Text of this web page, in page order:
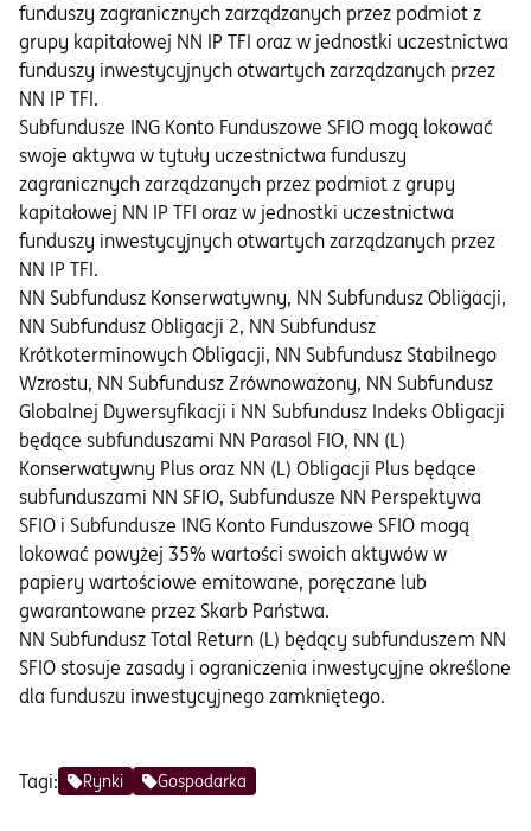
funduszy zagranicznych zarządzanych przez podmiot z
grupy kapitałowej NN IP TFI oraz w jednostki uczestnictwa
funduszy inwestycyjnych otwartych zarządzanych przez
NN IP TFI.
Subfundusze ING Konto Funduszowe SFIO mogą lokować
swoje aktywa w tytuły uczestnictwa funduszy
zagranicznych zarządzanych przez podmiot z grupy
kapitałowej NN IP TFI oraz w jednostki uczestnictwa
funduszy inwestycyjnych otwartych zarządzanych przez
NN IP TFI.
NN Subfundusz Konserwatywny, NN Subfundusz Obligacji,
NN Subfundusz Obligacji 2, NN Subfundusz
Krótkoterminowych Obligacji, NN Subfundusz Stabilnego
Wzrostu, NN Subfundusz Zrównoważony, NN Subfundusz
Globalnej Dywersyfikacji i NN Subfundusz Indeks Obligacji
będące subfunduszami NN Parasol FIO, NN (L)
Konserwatywny Plus oraz NN (L) Obligacji Plus będące
subfunduszami NN SFIO, Subfundusze NN Perspektywa
SFIO i Subfundusze ING Konto Funduszowe SFIO mogą
lokować powyżej 35% wartości swoich aktywów w
papiery wartościowe emitowane, poręczane lub
gwarantowane przez Skarb Państwa.
NN Subfundusz Total Return (L) będący subfunduszem NN
SFIO stosuje zasady i ograniczenia inwestycyjne określone
dla funduszu inwestycyjnego zamkniętego.
Tagi: Rynki Gospodarka